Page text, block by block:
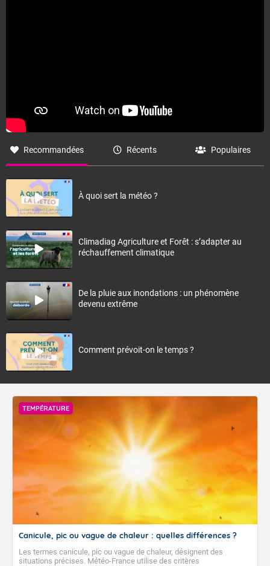
Recommandées Récents Populaires
À quoi sert la météo ?
Climadiag Agriculture et Forêt : s’adapter au
réchauffement climatique
De la pluie aux inondations : un phénomène
devenu extrême
Comment prévoit-on le temps ?
TEMPÉRATURE
Canicule, pic ou vague de chaleur : quelles différences ?
Les termes canicule, pic ou vague de chaleur, désignent des
situations précises. Météo-France utilise des critères